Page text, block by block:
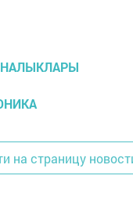
на страницу